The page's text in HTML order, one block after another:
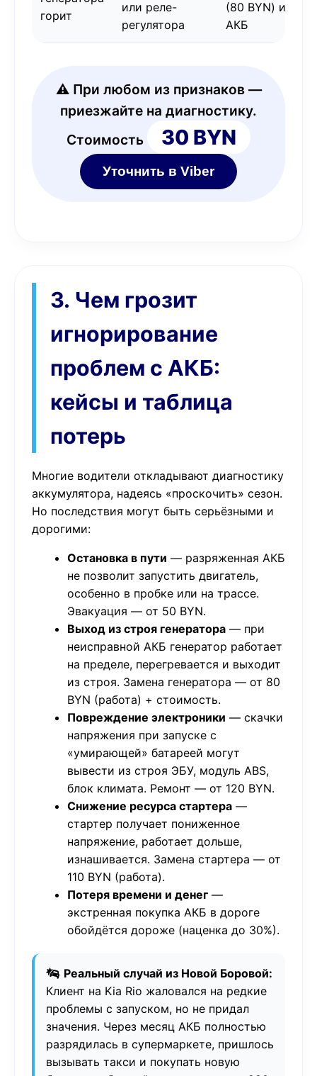
горит
или реле-
регулятора
(80 BYN) и
АКБ
⚠️ При любом из признаков —
приезжайте на диагностику.
Стоимость
30 BYN
Уточнить в Viber
3. Чем грозит
игнорирование
проблем с АКБ:
кейсы и таблица
потерь
Многие водители откладывают диагностику
аккумулятора, надеясь «проскочить» сезон.
Но последствия могут быть серьёзными и
дорогими:
Остановка в пути — разряженная АКБ
не позволит запустить двигатель,
особенно в пробке или на трассе.
Эвакуация — от 50 BYN.
Выход из строя генератора — при
неисправной АКБ генератор работает
на пределе, перегревается и выходит
из строя. Замена генератора — от 80
BYN (работа) + стоимость.
Повреждение электроники — скачки
напряжения при запуске с
«умирающей» батареей могут
вывести из строя ЭБУ, модуль ABS,
блок климата. Ремонт — от 120 BYN.
Снижение ресурса стартера —
стартер получает пониженное
напряжение, работает дольше,
изнашивается. Замена стартера — от
110 BYN (работа).
Потеря времени и денег —
экстренная покупка АКБ в дороге
обойдётся дороже (наценка до 30%).
Реальный случай из Новой Боровой:
Клиент на Kia Rio жаловался на редкие
проблемы с запуском, но не придал
значения. Через месяц АКБ полностью
разрядилась в супермаркете, пришлось
вызывать такси и покупать новую